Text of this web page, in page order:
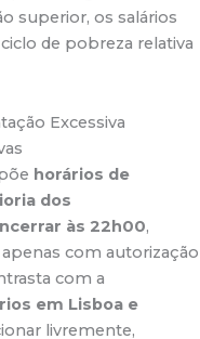
superior, os salários
de pobreza relativa
Excessiva
horários de
dos
às 22h00,
com autorização
com a
em Lisboa e
livremente,